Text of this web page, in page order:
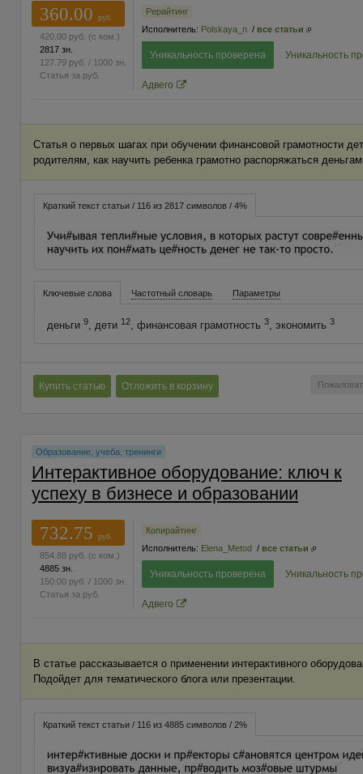
360.00
руб.
420.00 руб. (с ком.)
2817 зн.
127.79 руб. / 1000 зн.
Статья за руб.
Рерайтинг
Исполнитель: Polskaya_n / все статьи
Уникальность проверена Уникальность
Адвего
Статья о первых шагах при обучении финансовой грамотности
родителям, как научить ребенка грамотно распоряжаться
Краткий текст статьи / 116 из 2817 символов / 4%
Ключевые слова Частотный словарь Параметры
деньги 9, дети 12, финансовая грамотность 3, экономить 3
Купить статью Отложить в корзину
Образование, учеба, тренинги
Интерактивное оборудование: ключ к
успеху в бизнесе и образовании
732.75
руб.
854.88 руб. (с ком.)
4885 зн.
150.00 руб. / 1000 зн.
Статья за руб.
Копирайтинг
Исполнитель: Elena_Metod / все статьи
Уникальность проверена Уникальность
Адвего
В статье рассказывается о применении интерактивного
Подойдет для тематического блога или презентации.
Краткий текст статьи / 116 из 4885 символов / 2%